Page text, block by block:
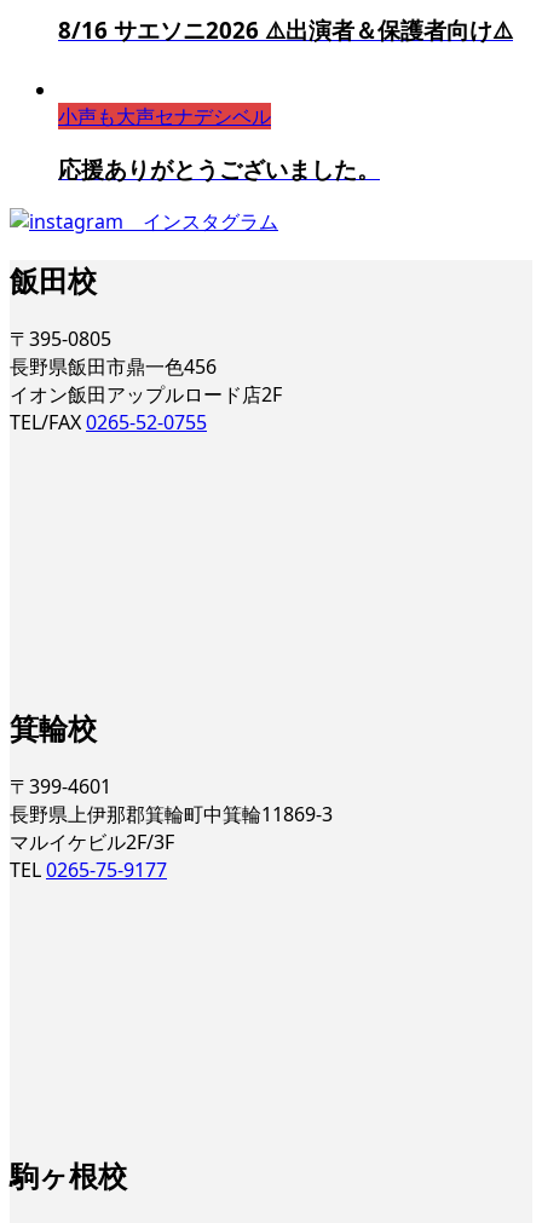
8/16 サエソニ2026 ⚠️出演者＆保護者向け⚠️
小声も大声セナデシベル
応援ありがとうございました。
飯田校
〒395-0805
長野県飯田市鼎一色456
イオン飯田アップルロード店2F
TEL/FAX0265-52-0755
箕輪校
〒399-4601
長野県上伊那郡箕輪町中箕輪11869-3
マルイケビル2F/3F
TEL0265-75-9177
駒ヶ根校